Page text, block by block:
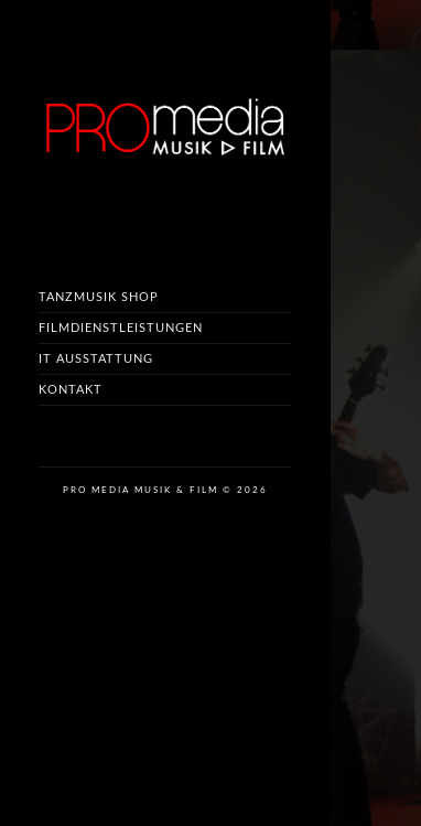
TANZMUSIK SHOP
FILMDIENSTLEISTUNGEN
IT AUSSTATTUNG
KONTAKT
PRO MEDIA MUSIK & FILM © 2026